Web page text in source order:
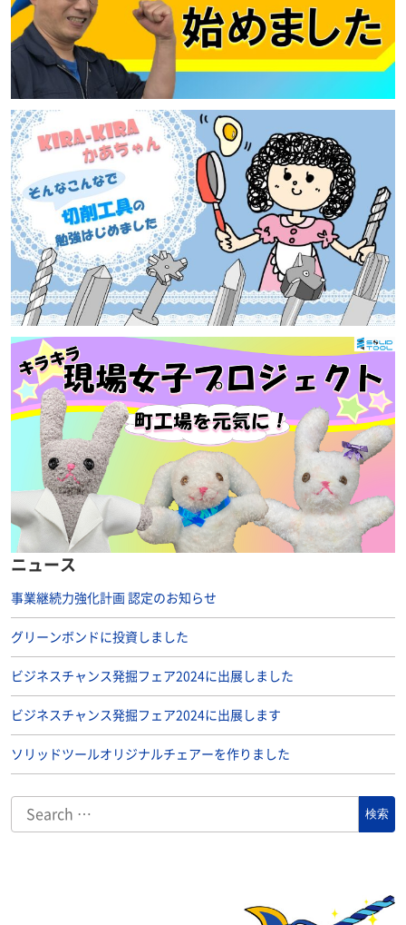
ニュース
事業継続力強化計画 認定のお知らせ
グリーンボンドに投資しました
ビジネスチャンス発掘フェア2024に出展しました
ビジネスチャンス発掘フェア2024に出展します
ソリッドツールオリジナルチェアーを作りました